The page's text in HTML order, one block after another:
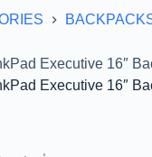
Executive 16″
Executive 16″